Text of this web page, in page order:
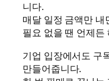
니다.
매달 일정 금액만 내
필요 없을 땐 언제든
기업 입장에서도 구
만들어줍니다.